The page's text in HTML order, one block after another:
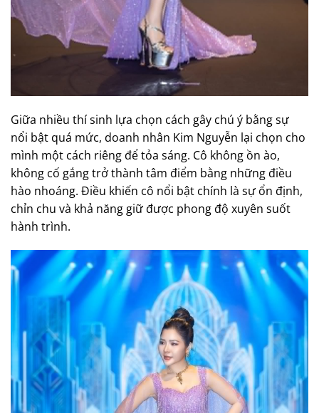
Giữa nhiều thí sinh lựa chọn cách gây chú ý bằng sự
nổi bật quá mức, doanh nhân Kim Nguyễn lại chọn cho
mình một cách riêng để tỏa sáng. Cô không ồn ào,
không cố gắng trở thành tâm điểm bằng những điều
hào nhoáng. Điều khiến cô nổi bật chính là sự ổn định,
chỉn chu và khả năng giữ được phong độ xuyên suốt
hành trình.